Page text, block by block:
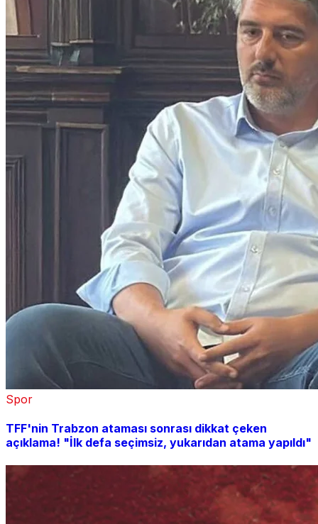
Spor
TFF'nin Trabzon ataması sonrası dikkat çeken
açıklama! "İlk defa seçimsiz, yukarıdan atama yapıldı"